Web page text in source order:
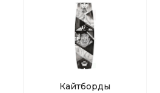
Кайтборды